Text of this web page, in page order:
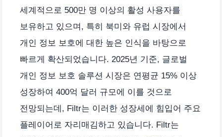
세계적으로 500만 명 이상의 활성 사용자를
보유하고 있으며, 특히 북미와 유럽 시장에서
개인 정보 보호에 대한 높은 인식을 바탕으로
빠르게 확산되었습니다. 2025년 기준, 글로벌
개인 정보 보호 솔루션 시장은 연평균 15% 이상
성장하여 400억 달러 규모에 이를 것으로
전망되는데, Filtr는 이러한 성장세에 힘입어 주요
플레이어로 자리매김하고 있습니다. Filtr는